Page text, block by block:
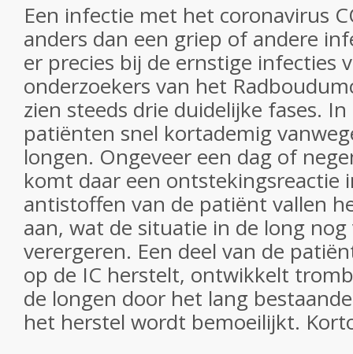
Een infectie met het coronavirus
anders dan een griep of andere
er precies bij de ernstige infecties
onderzoekers van het
zien steeds drie duidelijke fases.
patiënten snel kortademig
longen. Ongeveer een dag of
komt daar een ontstekingsreactie
antistoffen van de patiënt vallen
aan, wat de situatie in de long
verergeren. Een deel van de
op de IC herstelt, ontwikkelt
de longen door het lang
het herstel wordt bemoeilijkt.